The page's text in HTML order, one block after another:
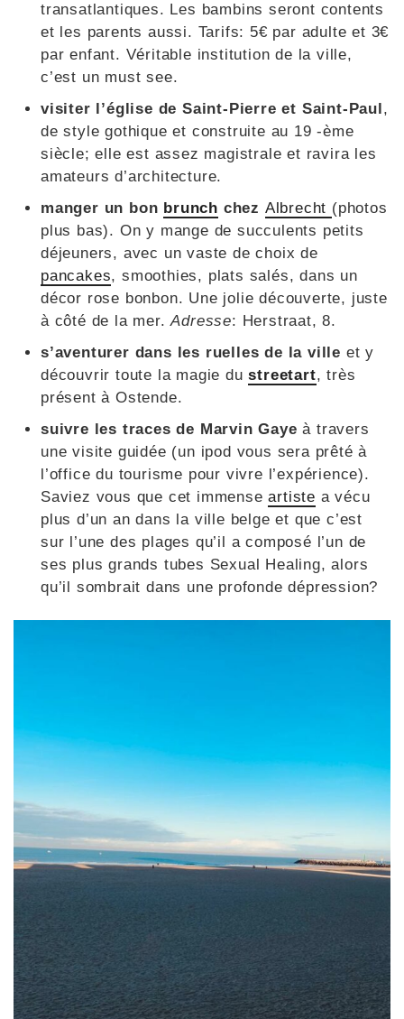
transatlantiques. Les bambins seront contents
et les parents aussi. Tarifs: 5€ par adulte et 3€
par enfant. Véritable institution de la ville,
c’est un must see.
visiter l’église de Saint-Pierre et Saint-Paul,
de style gothique et construite au 19 -ème
siècle; elle est assez magistrale et ravira les
amateurs d’architecture.
manger un bon brunch chez Albrecht (photos
plus bas). On y mange de succulents petits
déjeuners, avec un vaste de choix de
pancakes, smoothies, plats salés, dans un
décor rose bonbon. Une jolie découverte, juste
à côté de la mer.Adresse: Herstraat, 8.
s’aventurer dans les ruelles de la ville et y
découvrir toute la magie dustreetart, très
présent à Ostende.
suivre les traces de Marvin Gaye à travers
une visite guidée (un ipod vous sera prêté à
l’office du tourisme pour vivre l’expérience).
Saviez vous que cet immenseartiste a vécu
plus d’un an dans la ville belge et que c’est
sur l’une des plages qu’il a composé l’un de
ses plus grands tubes Sexual Healing, alors
qu’il sombrait dans une profonde dépression?